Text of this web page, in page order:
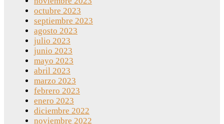
octubre 2023
septiembre 2023
agosto 2023
julio 2023
junio 2023
mayo 2023
abril 2023
marzo 2023
febrero 2023
enero 2023
diciembre 2022
noviembre 2022